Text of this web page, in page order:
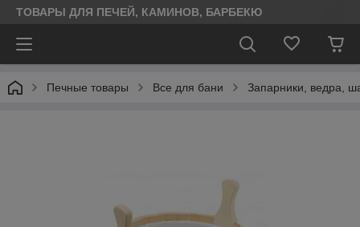
ТОВАРЫ ДЛЯ ПЕЧЕЙ, КАМИНОВ, БАРБЕКЮ
Печные товары Все для бани Запарники, ведра,